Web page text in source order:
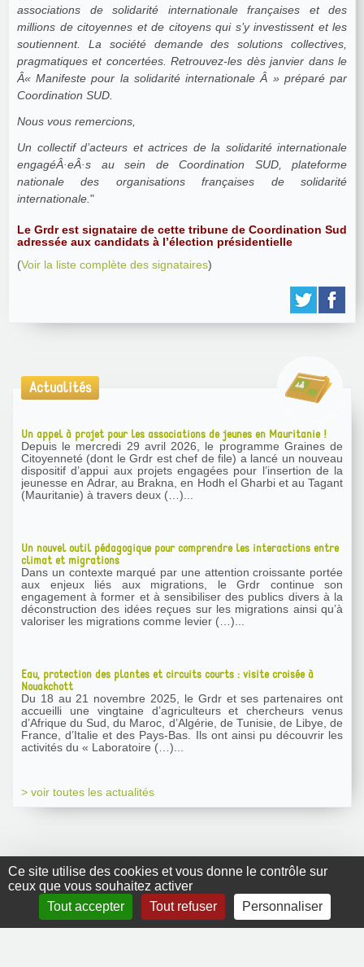
Ce site utilise des cookies et vous donne le contrôle sur
ceux que vous souhaitez activer
Tout accepter
Tout refuser Personnaliser
associations de solidarité internationale françaises et des
millions de citoyennes et de citoyens qui s’y investissent et les
soutiennent. La société demande des solutions collectives,
pragmatiques et concertées. Retrouvez-les dès janvier dans le
Â« Manifeste pour la solidarité internationale Â » préparé par
Coordination SUD.
Nous vous remercions,
Un collectif d’acteurs et actrices de la solidarité internationale
engagéÂ·eÂ·s au sein de Coordination SUD, plateforme
nationale des organisations françaises de solidarité
internationale. "
Le Grdr est signataire de cette tribune de Coordination Sud
adressée aux candidats à l’élection présidentielle
(Voir la liste complète des signataires)
Actualités
Un appel à projet pour les associations de jeunes en Mauritanie !
Depuis le mercredi 29 avril 2026, le programme Graines de
Citoyenneté (dont le Grdr est chef de file) a lancé un nouveau
dispositif d’appui aux projets engagées pour l’insertion de la
jeunesse en Adrar, au Brakna, en Hodh el Gharbi et au Tagant
(Mauritanie) à travers deux (…)...
Un nouvel outil pédagogique pour comprendre les interactions entre
climat et migrations
Dans un contexte marqué par une attention croissante portée
aux enjeux liés aux migrations, le Grdr continue son
engagement à former et à sensibiliser des publics divers à la
déconstruction des idées reçues sur les migrations ainsi qu’à
valoriser les migrations comme levier (…)...
Eau, protection des plantes et circuits courts : visite croisée à
Nouakchott
Du 18 au 21 novembre 2025, le Grdr et ses partenaires ont
accueilli une vingtaine d’agriculteurs et chercheurs venus
d’Afrique du Sud, du Maroc, d’Algérie, de Tunisie, de Libye, de
France, d’Italie et des Pays-Bas. Ils ont ainsi pu découvrir les
activités du « Laboratoire (…)...
> voir toutes les actualités
GRDR Copyright
2010 |RSS|Plan du site|Mentions légales|Contact